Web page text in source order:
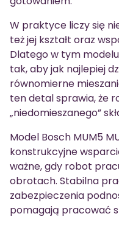
W praktyce liczy się
też jej kształt oraz
Dlatego w tym
tak, aby jak najlepiej
równomierne
ten detal sprawia, że
„niedomieszanego”
Model Bosch MUM5
konstrukcyjne
ważne, gdy robot
obrotach. Stabilna
zabezpieczenia
pomagają pracować